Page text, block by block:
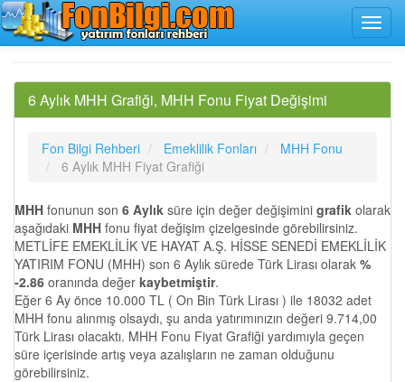
6 Aylık MHH Grafiği, MHH Fonu Fiyat Değişimi
Fon Bilgi Rehberi Emeklilik Fonları
MHH Fonu
6 Aylık MHH Fiyat Grafiği
MHH fonunun son 6 Aylık süre için değer değişimini grafik olarak
aşağıdaki MHH fonu fiyat değişim çizelgesinde görebilirsiniz.
METLİFE EMEKLİLİK VE HAYAT A.Ş. HİSSE SENEDİ EMEKLİLİK
YATIRIM FONU (MHH) son 6 Aylık sürede Türk Lirası olarak %
-2.86 oranında değer kaybetmiştir.
Eğer 6 Ay önce 10.000 TL ( On Bin Türk Lirası ) ile 18032 adet
MHH fonu alınmış olsaydı, şu anda yatırımınızın değeri 9.714,00
Türk Lirası olacaktı. MHH Fonu Fiyat Grafiği yardımıyla geçen
süre içerisinde artış veya azalışların ne zaman olduğunu
görebilirsiniz.